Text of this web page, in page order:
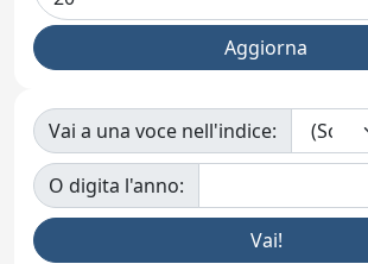
Vai a una voce nell'indice:
O digita l'anno: